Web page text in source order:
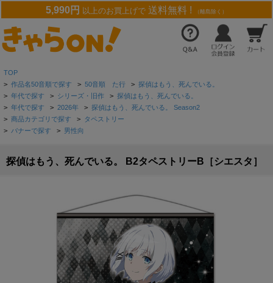
5,990円 以上のお買上げで 送料無料 ! （離島除く）
TOP
> 作品名50音順で探す > 50音順 た行 > 探偵はもう、死んでいる。
> 年代で探す > シリーズ・旧作 > 探偵はもう、死んでいる。
> 年代で探す > 2026年 > 探偵はもう、死んでいる。 Season2
> 商品カテゴリで探す > タペストリー
> バナーで探す > 男性向
探偵はもう、死んでいる。 B2タペストリーB［シエスタ］